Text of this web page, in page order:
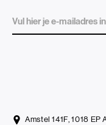
Amstel 141F, 1018 EP